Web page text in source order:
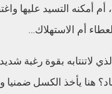
، أم أمكنه التسيد عليها
العطاء أم الاستهلاك…
لاتنتابه بقوة رغبة
؟ هنا يأخذ الكسل ضمنيا